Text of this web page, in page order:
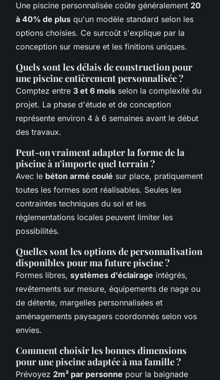
Une piscine personnalisée coûte généralement 20
à 40% de plus qu'un modèle standard selon les
options choisies. Ce surcoût s'explique par la
conception sur mesure et les finitions uniques.
Quels sont les délais de construction pour
une piscine entièrement personnalisée ?
Comptez entre 3 et 6 mois selon la complexité du
projet. La phase d'étude et de conception
représente environ 4 à 6 semaines avant le début
des travaux.
Peut-on vraiment adapter la forme de la
piscine à n'importe quel terrain ?
Avec le béton armé coulé sur place, pratiquement
toutes les formes sont réalisables. Seules les
contraintes techniques du sol et les
règlementations locales peuvent limiter les
possibilités.
Quelles sont les options de personnalisation
disponibles pour ma future piscine ?
Formes libres, systèmes d'éclairage intégrés,
revêtements sur mesure, équipements de nage ou
de détente, margelles personnalisées et
aménagements paysagers coordonnés selon vos
envies.
Comment choisir les bonnes dimensions
pour une piscine adaptée à ma famille ?
Prévoyez 2m² par personne pour la baignade